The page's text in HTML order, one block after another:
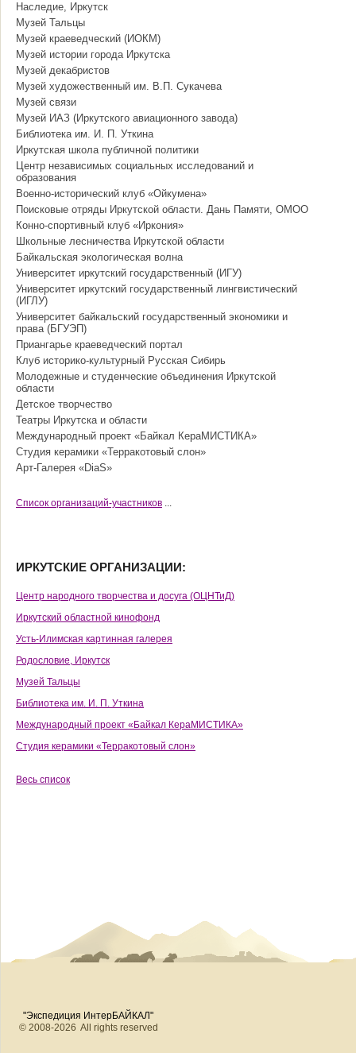
Наследие, Иркутск
Музей Тальцы
Музей краеведческий (ИОКМ)
Музей истории города Иркутска
Музей декабристов
Музей художественный им. В.П. Сукачева
Музей связи
Музей ИАЗ (Иркутского авиационного завода)
Библиотека им. И. П. Уткина
Иркутская школа публичной политики
Центр независимых социальных исследований и
образования
Военно-исторический клуб «Ойкумена»
Поисковые отряды Иркутской области. Дань Памяти, ОМОО
Конно-спортивный клуб «Иркония»
Школьные лесничества Иркутской области
Байкальская экологическая волна
Университет иркутский государственный (ИГУ)
Университет иркутский государственный лингвистический
(ИГЛУ)
Университет байкальский государственный экономики и
права (БГУЭП)
Приангарье краеведческий портал
Клуб историко-культурный Русская Сибирь
Молодежные и студенческие объединения Иркутской
области
Детское творчество
Театры Иркутска и области
Международный проект «Байкал КераМИСТИКА»
Студия керамики «Терракотовый слон»
Арт-Галерея «DiaS»
Cписок организаций-участников ...
ИРКУТСКИЕ ОРГАНИЗАЦИИ:
Центр народного творчества и досуга (ОЦНТиД)
Иркутский областной кинофонд
Усть-Илимская картинная галерея
Родословие, Иркутск
Музей Тальцы
Библиотека им. И. П. Уткина
Международный проект «Байкал КераМИСТИКА»
Студия керамики «Терракотовый слон»
Весь список
"Экспедиция ИнтерБАЙКАЛ"
© 2008-2026 All rights reserved